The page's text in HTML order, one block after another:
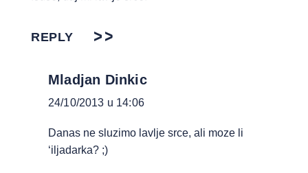
REPLY
Mladjan Dinkic
24/10/2013 u 14:06
Danas ne sluzimo lavlje srce, ali moze li
‘iljadarka? ;)